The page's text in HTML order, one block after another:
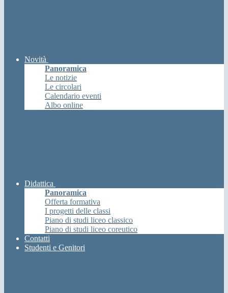
Novità
Panoramica
Le notizie
Le circolari
Calendario eventi
Albo online
Didattica
Panoramica
Offerta formativa
I progetti delle classi
Piano di studi liceo classico
Piano di studi liceo coreutico
Contatti
Studenti e Genitori